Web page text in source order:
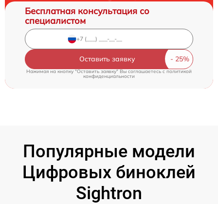
Бесплатная консультация со
специалистом
Оставить заявку
Нажимая на кнопку "Оставить заявку" Вы соглашаетесь cполитикой
конфиденциальности
Популярные модели
Цифровых биноклей
Sightron